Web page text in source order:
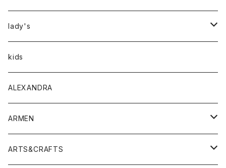
アウター
トップス
Tシャツ
シャツ
ボトムス
lady's
アウター
トップス
Tシャツ・カットソー
シャツ・ブラウス
ボトムス
パンツ
ワンピース・オールインワン
kids
ALEXANDRA
ARMEN
アウター
ARTS&CRAFTS